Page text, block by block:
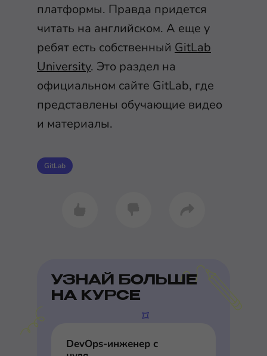
платформы. Правда придется
читать на английском. А еще у
ребят есть собственный GitLab
University. Это раздел на
официальном сайте GitLab, где
представлены обучающие видео
и материалы.
GitLab
УЗНАЙ БОЛЬШЕ
НА КУРСЕ
DevOps-инженер с